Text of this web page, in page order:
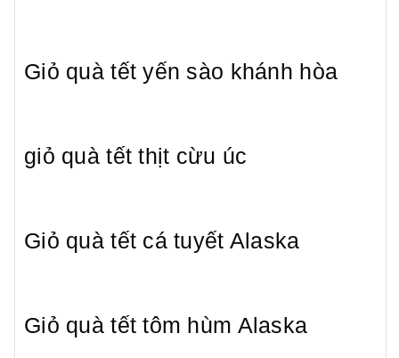
Giỏ quà tết yến sào khánh hòa
giỏ quà tết thịt cừu úc
Giỏ quà tết cá tuyết Alaska
Giỏ quà tết tôm hùm Alaska